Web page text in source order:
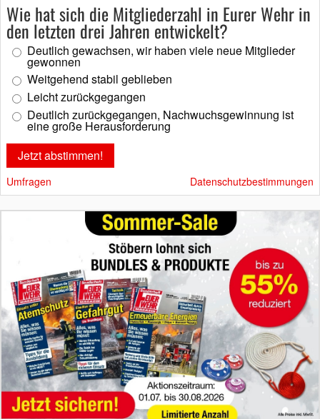
Wie hat sich die Mitgliederzahl in Eurer Wehr in
den letzten drei Jahren entwickelt?
Deutlich gewachsen, wir haben viele neue Mitglieder
gewonnen
Weitgehend stabil geblieben
Leicht zurückgegangen
Deutlich zurückgegangen, Nachwuchsgewinnung ist
eine große Herausforderung
Umfragen Datenschutzbestimmungen